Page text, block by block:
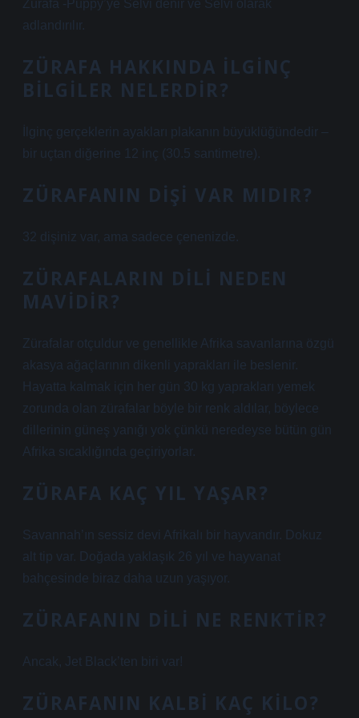
Zürafa -Puppy’ye Selvi denir ve Selvi olarak
adlandırılır.
ZÜRAFA HAKKINDA ILGINÇ
BILGILER NELERDIR?
İlginç gerçeklerin ayakları plakanın büyüklüğündedir –
bir uçtan diğerine 12 inç (30.5 santimetre).
ZÜRAFANIN DIŞI VAR MIDIR?
32 dişiniz var, ama sadece çenenizde.
ZÜRAFALARIN DILI NEDEN
MAVIDIR?
Zürafalar otçuldur ve genellikle Afrika savanlarına özgü
akasya ağaçlarının dikenli yaprakları ile beslenir.
Hayatta kalmak için her gün 30 kg yaprakları yemek
zorunda olan zürafalar böyle bir renk aldılar, böylece
dillerinin güneş yanığı yok çünkü neredeyse bütün gün
Afrika sıcaklığında geçiriyorlar.
ZÜRAFA KAÇ YIL YAŞAR?
Savannah’ın sessiz devi Afrikalı bir hayvandır. Dokuz
alt tip var. Doğada yaklaşık 26 yıl ve hayvanat
bahçesinde biraz daha uzun yaşıyor.
ZÜRAFANIN DILI NE RENKTIR?
Ancak, Jet Black’ten biri var!
ZÜRAFANIN KALBI KAÇ KILO?